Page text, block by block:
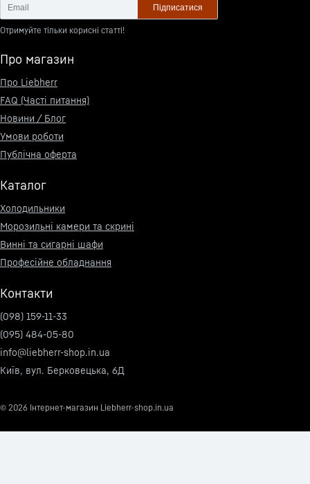
Підписатися
Отримуйте тільки корисні статті!
Про магазин
Про Liebherr
FAQ (Часті питання)
Новини / Блог
Умови роботи
Публічна оферта
Каталог
Холодильники
Морозильні камери та скрині
Винні та сигарні шафи
Професійне обладнання
Контакти
(098) 159-11-33
(095) 484-05-80
info@liebherr-shop.in.ua
Київ, вул. Берковецька, 6Д
© 2026 Інтернет-магазин Liebherr-shop.in.ua